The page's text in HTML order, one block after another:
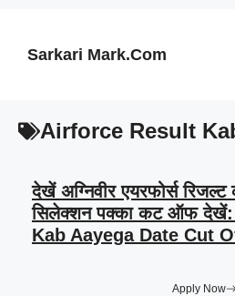
Sarkari Mark.Com
Airforce Result
देखें अग्निवीर एयरफोर्स
सिलेक्शन पक्का कट ऑफ
Kab Aayega Date Cut
Apply Now